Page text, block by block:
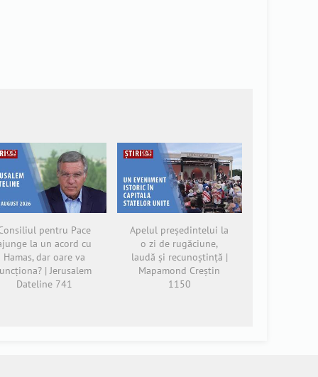
pentru Pace
la un acord cu
Hamas, dar oare va
| Jerusalem
Dateline 741
Apelul președintelui la
o zi de rugăciune,
laudă și recunoștință |
Mapamond Creștin
1150